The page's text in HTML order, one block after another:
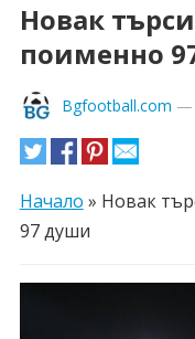
Новак
поименно
Bgfootball.com —
Начало » Новак
97 души